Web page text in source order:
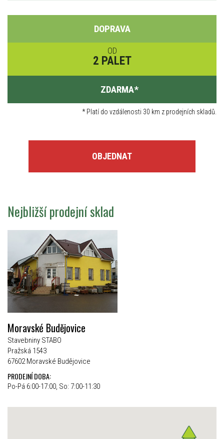
DOPRAVA
OD
2 PALET
ZDARMA*
*Platí do vzdálenosti 30 km z prodejních skladů.
OBJEDNAT
Nejbližší prodejní sklad
Moravské Budějovice
Stavebniny STABO
Pražská 1543
67602 Moravské Budějovice
PRODEJNÍ DOBA:
Po-Pá 6:00-17:00, So: 7:00-11:30